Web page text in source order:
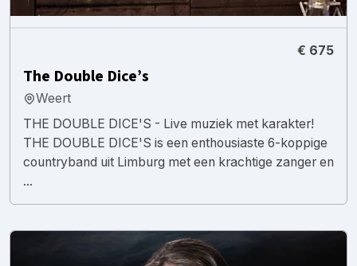
€ 675
The Double Dice’s
Weert
THE DOUBLE DICE'S - Live muziek met karakter!
THE DOUBLE DICE'S is een enthousiaste 6-koppige
countryband uit Limburg met een krachtige zanger en
...